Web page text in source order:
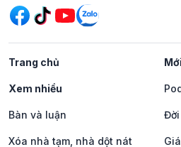
Trang chủ
Xem nhiều
Bàn và luận Đời
Xóa nhà tạm, nhà dột nát